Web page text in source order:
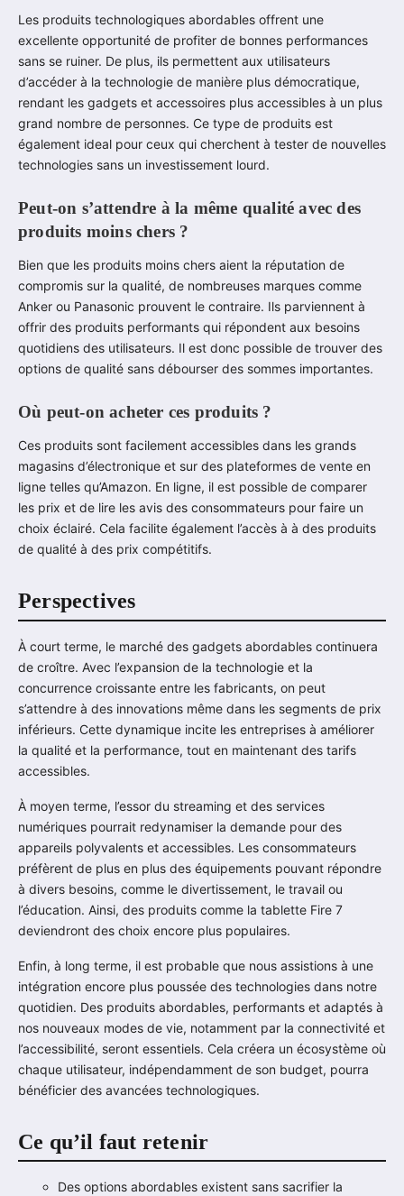
Les produits technologiques abordables offrent une
excellente opportunité de profiter de bonnes performances
sans se ruiner. De plus, ils permettent aux utilisateurs
d’accéder à la technologie de manière plus démocratique,
rendant les gadgets et accessoires plus accessibles à un plus
grand nombre de personnes. Ce type de produits est
également ideal pour ceux qui cherchent à tester de nouvelles
technologies sans un investissement lourd.
Peut-on s’attendre à la même qualité avec des
produits moins chers ?
Bien que les produits moins chers aient la réputation de
compromis sur la qualité, de nombreuses marques comme
Anker ou Panasonic prouvent le contraire. Ils parviennent à
offrir des produits performants qui répondent aux besoins
quotidiens des utilisateurs. Il est donc possible de trouver des
options de qualité sans débourser des sommes importantes.
Où peut-on acheter ces produits ?
Ces produits sont facilement accessibles dans les grands
magasins d’électronique et sur des plateformes de vente en
ligne telles qu’Amazon. En ligne, il est possible de comparer
les prix et de lire les avis des consommateurs pour faire un
choix éclairé. Cela facilite également l’accès à à des produits
de qualité à des prix compétitifs.
Perspectives
À court terme, le marché des gadgets abordables continuera
de croître. Avec l’expansion de la technologie et la
concurrence croissante entre les fabricants, on peut
s’attendre à des innovations même dans les segments de prix
inférieurs. Cette dynamique incite les entreprises à améliorer
la qualité et la performance, tout en maintenant des tarifs
accessibles.
À moyen terme, l’essor du streaming et des services
numériques pourrait redynamiser la demande pour des
appareils polyvalents et accessibles. Les consommateurs
préfèrent de plus en plus des équipements pouvant répondre
à divers besoins, comme le divertissement, le travail ou
l’éducation. Ainsi, des produits comme la tablette Fire 7
deviendront des choix encore plus populaires.
Enfin, à long terme, il est probable que nous assistions à une
intégration encore plus poussée des technologies dans notre
quotidien. Des produits abordables, performants et adaptés à
nos nouveaux modes de vie, notamment par la connectivité et
l’accessibilité, seront essentiels. Cela créera un écosystème où
chaque utilisateur, indépendamment de son budget, pourra
bénéficier des avancées technologiques.
Ce qu’il faut retenir
Des options abordables existent sans sacrifier la